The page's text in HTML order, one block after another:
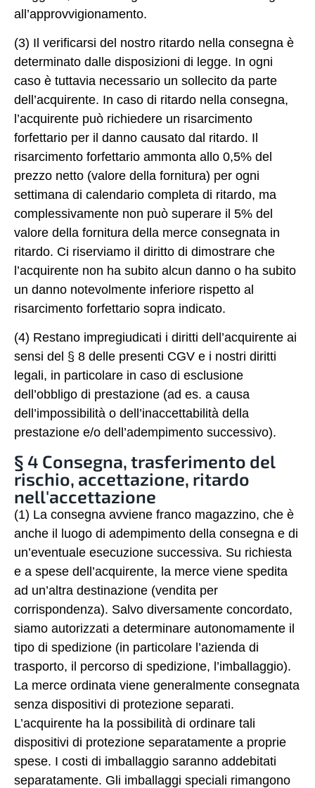
all’approvvigionamento.
(3) Il verificarsi del nostro ritardo nella consegna è
determinato dalle disposizioni di legge. In ogni
caso è tuttavia necessario un sollecito da parte
dell’acquirente. In caso di ritardo nella consegna,
l’acquirente può richiedere un risarcimento
forfettario per il danno causato dal ritardo. Il
risarcimento forfettario ammonta allo 0,5% del
prezzo netto (valore della fornitura) per ogni
settimana di calendario completa di ritardo, ma
complessivamente non può superare il 5% del
valore della fornitura della merce consegnata in
ritardo. Ci riserviamo il diritto di dimostrare che
l’acquirente non ha subito alcun danno o ha subito
un danno notevolmente inferiore rispetto al
risarcimento forfettario sopra indicato.
(4) Restano impregiudicati i diritti dell’acquirente ai
sensi del § 8 delle presenti CGV e i nostri diritti
legali, in particolare in caso di esclusione
dell’obbligo di prestazione (ad es. a causa
dell’impossibilità o dell’inaccettabilità della
prestazione e/o dell’adempimento successivo).
§ 4 Consegna, trasferimento del
rischio, accettazione, ritardo
nell'accettazione
(1) La consegna avviene franco magazzino, che è
anche il luogo di adempimento della consegna e di
un’eventuale esecuzione successiva. Su richiesta
e a spese dell’acquirente, la merce viene spedita
ad un’altra destinazione (vendita per
corrispondenza). Salvo diversamente concordato,
siamo autorizzati a determinare autonomamente il
tipo di spedizione (in particolare l’azienda di
trasporto, il percorso di spedizione, l’imballaggio).
La merce ordinata viene generalmente consegnata
senza dispositivi di protezione separati.
L’acquirente ha la possibilità di ordinare tali
dispositivi di protezione separatamente a proprie
spese. I costi di imballaggio saranno addebitati
separatamente. Gli imballaggi speciali rimangono